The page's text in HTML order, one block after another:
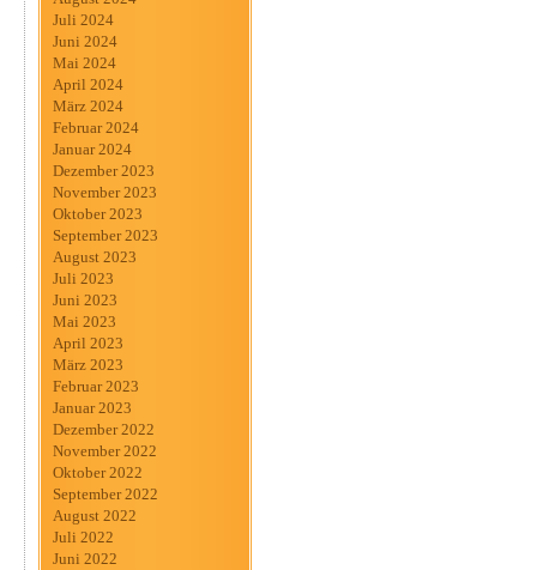
Juli 2024
Juni 2024
Mai 2024
April 2024
März 2024
Februar 2024
Januar 2024
Dezember 2023
November 2023
Oktober 2023
September 2023
August 2023
Juli 2023
Juni 2023
Mai 2023
April 2023
März 2023
Februar 2023
Januar 2023
Dezember 2022
November 2022
Oktober 2022
September 2022
August 2022
Juli 2022
Juni 2022